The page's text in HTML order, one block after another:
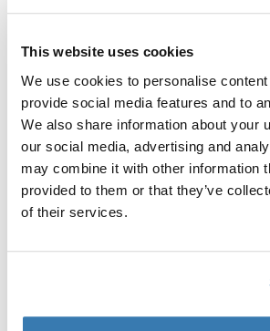
This website uses cookies
We use cookies to personalise
provide social media features and to
We also share information about your
our social media, advertising and
may combine it with other information
provided to them or that they’ve
of their services.
Гарантия Thule
Найти в магазине
Мягкий кейс Thule RoundTrip Pro
хранения содержимого, когда оно